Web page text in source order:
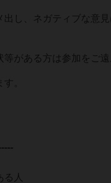
出し、ネガティブな意
等がある方は参加をご
。
人